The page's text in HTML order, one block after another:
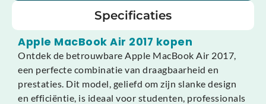
Specificaties
Apple MacBook Air 2017 kopen
Ontdek de betrouwbare Apple MacBook Air 2017,
een perfecte combinatie van draagbaarheid en
prestaties. Dit model, geliefd om zijn slanke design
en efficiëntie, is ideaal voor studenten, professionals